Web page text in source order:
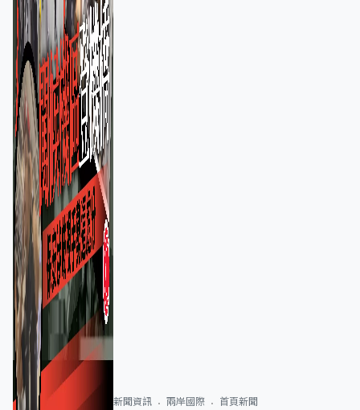
新聞資訊 兩岸國際 首頁新聞